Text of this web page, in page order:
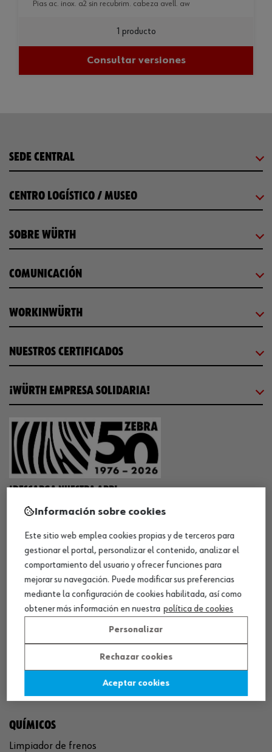
pias ac. inox. a2 sin recubrim. cabeza avell. aw
1 producto
Consultar versiones
SEDE CENTRAL
CENTRO LOGÍSTICO / MUSEO
SOBRE WÜRTH
COMUNICACIÓN
WORKINWÜRTH
NUESTROS CERTIFICADOS
¡WÜRTH EMPRESA SOLIDARIA!
¡DESCARGA NUESTRA APP!
MÉTODOS DE PAGO
¡SÍGUENOS!
QUÍMICOS
Limpiador de frenos
Información sobre cookies
Este sitio web emplea cookies propias y de terceros para
gestionar el portal, personalizar el contenido, analizar el
comportamiento del usuario y ofrecer funciones para
mejorar su navegación. Puede modificar sus preferencias
mediante la configuración de cookies habilitada, así como
obtener más información en nuestra política de cookies
Personalizar
Rechazar cookies
Aceptar cookies